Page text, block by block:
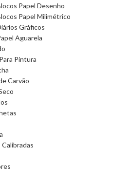
Papel Desenho
Papel Milimétrico
Gráficos
Aguarela
Pintura
Carvão